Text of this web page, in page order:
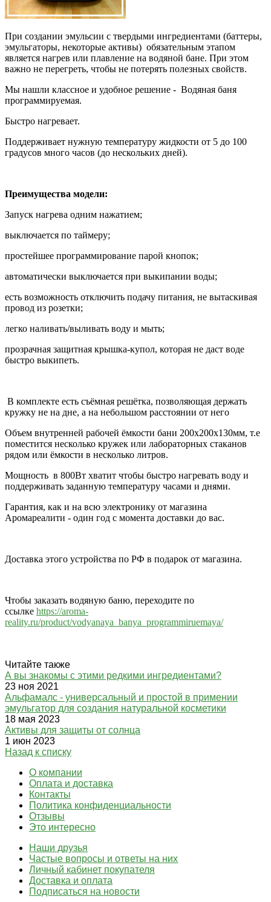
При создании эмульсии с твердыми ингредиентами (баттеры,
эмульгаторы, некоторые активы) обязательным этапом
является нагрев или плавление на водяной бане. При этом
важно не перегреть, чтобы не потерять полезных свойств.
Мы нашли классное и удобное решение - Водяная баня
программируемая.
Быстро нагревает.
Поддерживает нужную температуру жидкости от 5 до 100
градусов много часов (до нескольких дней).
Преимущества модели:
Запуск нагрева одним нажатием;
выключается по таймеру;
простейшее программирование парой кнопок;
автоматически выключается при выкипании воды;
есть возможность отключить подачу питания, не вытаскивая
провод из розетки;
легко наливать/выливать воду и мыть;
прозрачная защитная крышка-купол, которая не даст воде
быстро выкипеть.
В комплекте есть съёмная решётка, позволяющая держать
кружку не на дне, а на небольшом расстоянии от него
Объем внутренней рабочей ёмкости бани 200х200х130мм, т.е
поместится несколько кружек или лабораторных стаканов
рядом или ёмкости в несколько литров.
Мощность в 800Вт хватит чтобы быстро нагревать воду и
поддерживать заданную температуру часами и днями.
Гарантия, как и на всю электронику от магазина
Аромареалити - один год с момента доставки до вас.
Доставка этого устройства по РФ в подарок от магазина.
Чтобы заказать водяную баню, переходите по
ссылке https://aroma-
reality.ru/product/vodyanaya_banya_programmiruemaya/
Читайте также
А вы знакомы с этими редкими ингредиентами?
23 ноя 2021
Альфамалс - универсальный и простой в примении
эмульгатор для создания натуральной косметики
18 мая 2023
Активы для защиты от солнца
1 июн 2023
Назад к списку
О компании
Оплата и доставка
Контакты
Политика конфиденциальности
Отзывы
Это интересно
Наши друзья
Частые вопросы и ответы на них
Личный кабинет покупателя
Доставка и оплата
Подписаться на новости